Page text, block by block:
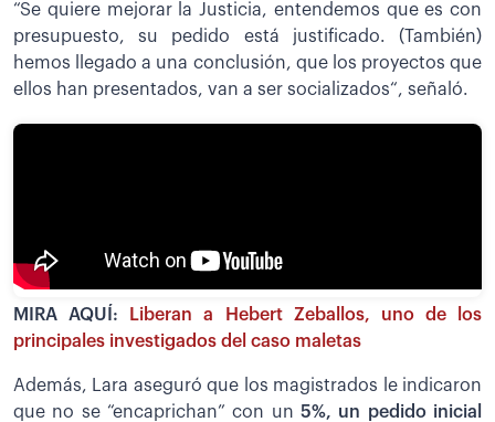
“Se quiere mejorar la Justicia, entendemos que es con
presupuesto, su pedido está justificado. (También)
hemos llegado a una conclusión, que los proyectos que
ellos han presentados, van a ser socializados“, señaló.
MIRA AQUÍ: Liberan a Hebert Zeballos, uno de los
principales investigados del caso maletas
Además, Lara aseguró que los magistrados le indicaron
que no se “encaprichan” con un 5%, un pedido inicial